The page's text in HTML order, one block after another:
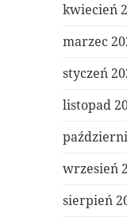
kwiecień
marzec
styczeń
listopad
wrzesień
sierpień